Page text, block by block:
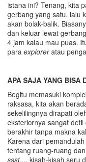
istana ini? Tenang, kita
gerbang yang satu, lalu
akan bolak-balik.
dan keluar lewat
4 jam kalau mau puas.
para exploreratau
APA SAJA YANG BISA
Begitu memasuki
raksasa, kita akan
sekelilingnya dirapati
eksteriornya sangat
berakhir tanpa makna
Karena dari
tentang ruang-ruang
ssst.... kisah-kisah seru